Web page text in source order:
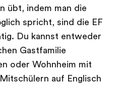
übt, indem man die
spricht, sind die EF
Du kannst entweder
Gastfamilie
oder Wohnheim mit
auf Englisch